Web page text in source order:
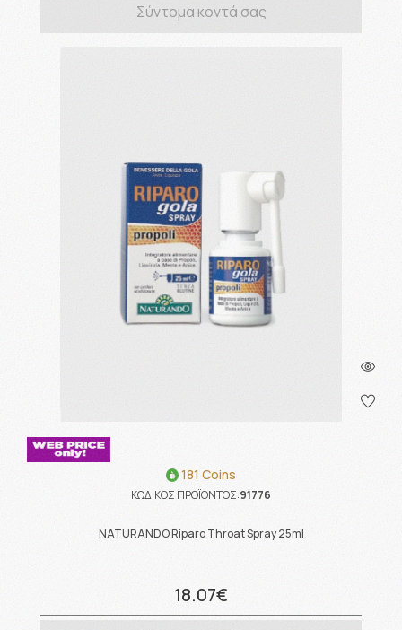
Σύντομα κοντά σας
181 Coins
ΚΩΔΙΚΟΣ ΠΡΟΪΟΝΤΟΣ:91776
NATURANDO Riparo Throat Spray 25ml
18.07€